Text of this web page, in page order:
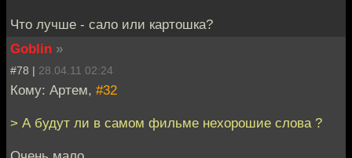
Что лучше - сало или картошка?
Goblin »
#78 | 28.04.11 02:24
Кому: Артем, #32
> А будут ли в самом фильме нехорошие слова ?